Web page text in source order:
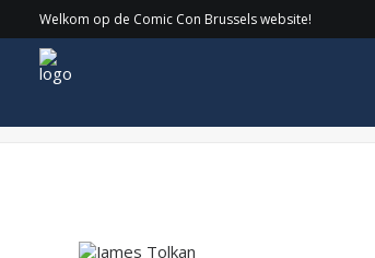
Welkom op de Comic Con Brussels website!
James Tolkan